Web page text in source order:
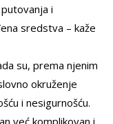
i
sredstva – kaže
su, prema njenim
okruženje
i nesigurnošću.